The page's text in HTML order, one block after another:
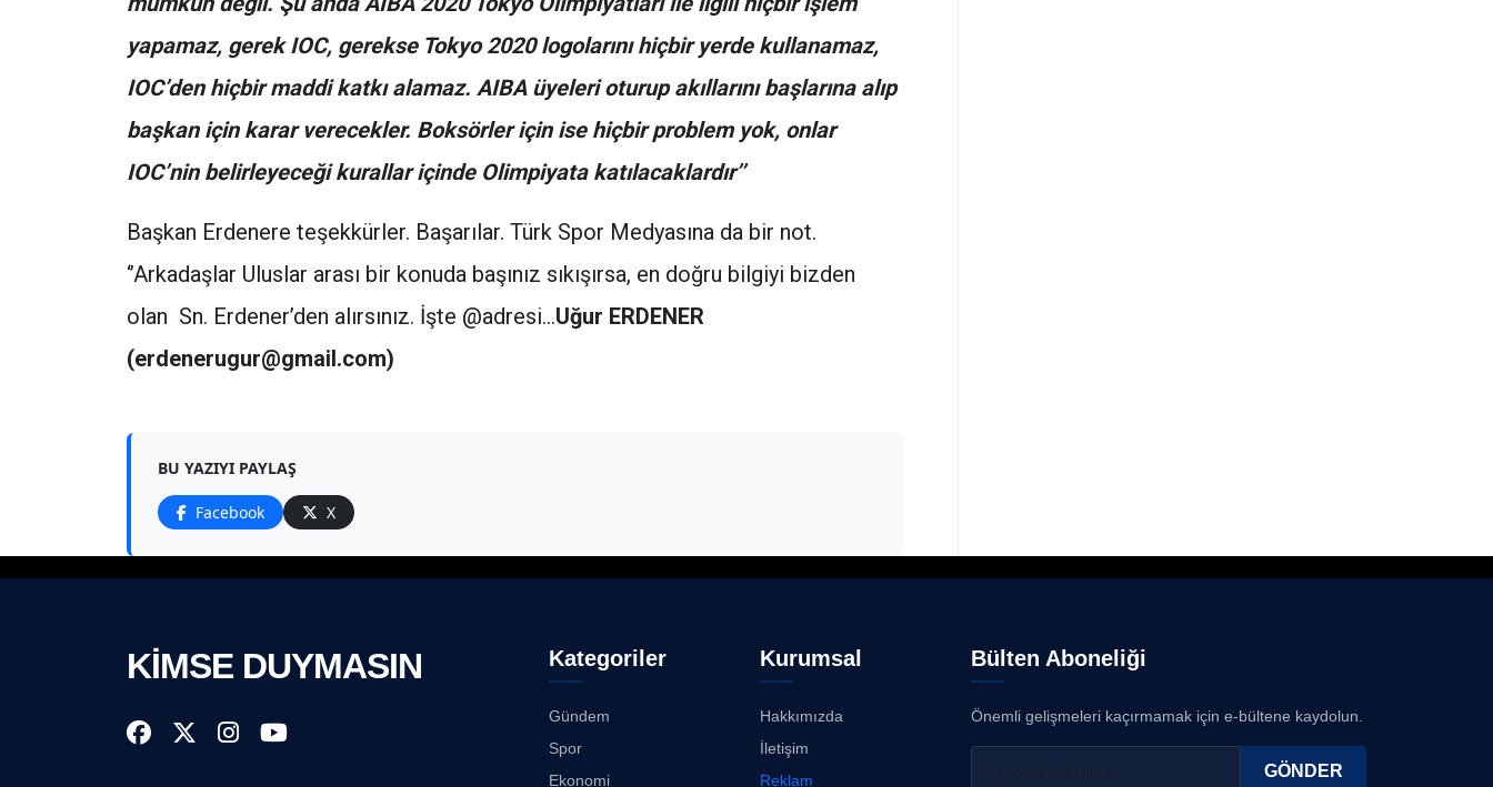
yapamaz, gerek IOC, gerekse Tokyo 2020 logolarını hiçbir yerde kullanamaz,
IOC’den hiçbir maddi katkı alamaz. AIBA üyeleri oturup akıllarını başlarına alıp
başkan için karar verecekler. Boksörler için ise hiçbir problem yok, onlar
IOC’nin belirleyeceği kurallar içinde Olimpiyata katılacaklardır’’
Başkan Erdenere teşekkürler. Başarılar. Türk Spor Medyasına da bir not.
‘’Arkadaşlar Uluslar arası bir konuda başınız sıkışırsa, en doğru bilgiyi bizden
olan Sn. Erdener’den alırsınız. İşte @adresi…Uğur ERDENER
(erdenerugur@gmail.com)
BU YAZIYI PAYLAŞ
Facebook X
KİMSE DUYMASIN Kategoriler
Gündem
Spor
Ekonomi
Kurumsal
Hakkımızda
İletişim
Reklam
Bülten Aboneliği
Önemli gelişmeleri kaçırmamak için e-bültene kaydolun.
GÖNDER